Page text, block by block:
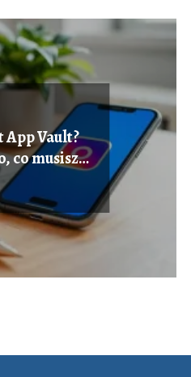
App Vault?
co musisz
o aplikacji